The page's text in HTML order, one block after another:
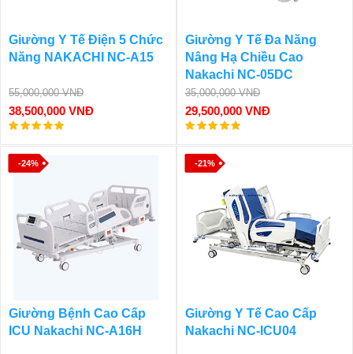
Giường Y Tế Điện 5 Chức
Năng NAKACHI NC-A15
55,000,000 VNĐ
38,500,000 VNĐ
Giường Y Tế Đa Năng
Nâng Hạ Chiều Cao
Nakachi NC-05DC
35,000,000 VNĐ
29,500,000 VNĐ
-24%
Giường Bệnh Cao Cấp
ICU Nakachi NC-A16H
-21%
Giường Y Tế Cao Cấp
Nakachi NC-ICU04